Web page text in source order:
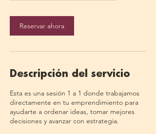
Reservar ahora
Descripción del servicio
Esta es una sesión 1 a 1 donde trabajamos
directamente en tu emprendimiento para
ayudarte a ordenar ideas, tomar mejores
decisiones y avanzar con estrategia.